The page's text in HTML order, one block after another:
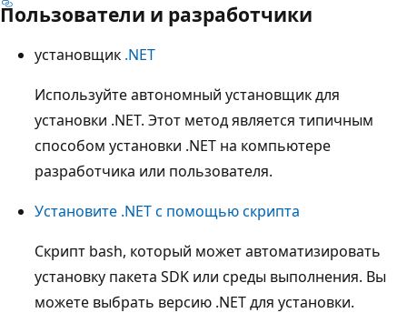
Пользователи и разработчики
установщик .NET
Используйте автономный установщик для
установки .NET. Этот метод является типичным
способом установки .NET на компьютере
разработчика или пользователя.
Установите .NET с помощью скрипта
Скрипт bash, который может автоматизировать
установку пакета SDK или среды выполнения. Вы
можете выбрать версию .NET для установки.